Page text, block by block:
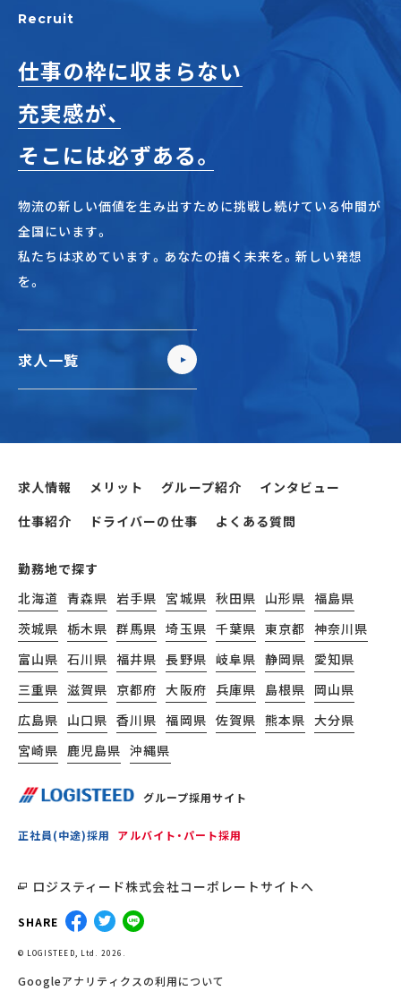
Recruit
仕事の枠に収まらない
充実感が、
そこには必ずある。
物流の新しい価値を生み出すために挑戦し続けている仲間が
全国にいます。
私たちは求めています。あなたの描く未来を。新しい発想
を。
求人一覧
グループ採用サイト
正社員(中途)採用 アルバイト・パート採用
ロジスティード株式会社コーポレートサイトへ
SHARE
© LOGISTEED, Ltd. 2026.
Googleアナリティクスの利用について
求人情報 メリット グループ紹介
インタビュー
仕事紹介
ドライバーの仕事 よくある質問
勤務地で探す
北海道 青森県 岩手県 宮城県 秋田県 山形県 福島県
茨城県 栃木県 群馬県 埼玉県 千葉県 東京都 神奈川県
富山県 石川県 福井県 長野県 岐阜県 静岡県 愛知県
三重県 滋賀県 京都府 大阪府 兵庫県 島根県 岡山県
広島県 山口県 香川県 福岡県 佐賀県 熊本県 大分県
宮崎県 鹿児島県 沖縄県